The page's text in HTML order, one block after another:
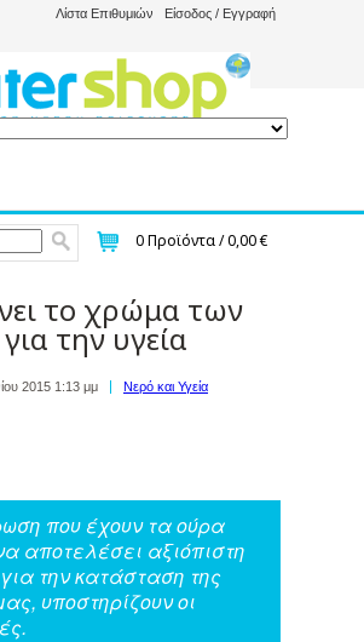
Λίστα Επιθυμιών Είσοδος / Εγγραφή
0Προϊόντα /0,00 €
το χρώμα των
την υγεία
2015 1:13 μμ Νερό και Υγεία
που έχουν τα ούρα
αποτελέσει αξιόπιστη
την κατάσταση της
υποστηρίζουν οι